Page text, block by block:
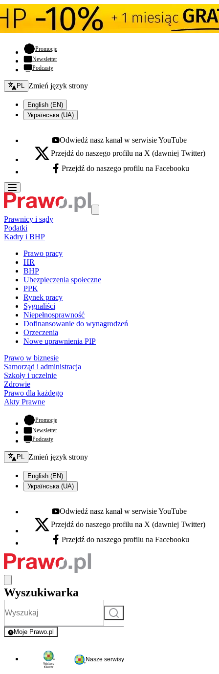
Promocje- otwiera się w nowej karcie
Newsletter
Podcasty
Zmień język - bieżący:
PL Zmień język strony
English (EN)
Українська (UA)
Youtube - otwiera się w nowej karcie
Odwiedź nasz kanał w serwisie YouTube
X - otwiera się w nowej karcie
Przejdź do naszego profilu na X (dawniej Twitter)
Facebook - otwiera się w nowej karcie
Przejdź do naszego profilu na Facebooku
Prawnicy i sądy
Podatki
Kadry i BHP
Prawo pracy
HR
BHP
Ubezpieczenia społeczne
PPK
Rynek pracy
Sygnaliści
Niepełnosprawność
Dofinansowanie do wynagrodzeń
Orzeczenia
Nowe uprawnienia PIP
Prawo w biznesie
Samorząd i administracja
Szkoły i uczelnie
Zdrowie
Prawo dla każdego
Akty Prawne
Promocje- otwiera się w nowej karcie
Newsletter
Podcasty
Zmień język - bieżący:
PL Zmień język strony
English (EN)
Українська (UA)
Youtube - otwiera się w nowej karcie
Odwiedź nasz kanał w serwisie YouTube
X - otwiera się w nowej karcie
Przejdź do naszego profilu na X (dawniej Twitter)
Facebook - otwiera się w nowej karcie
Przejdź do naszego profilu na Facebooku
Wyszukiwarka
Szukaj
Moje Prawo.pl
- rejestracja i logowanie do serwisu
Nasze serwisy